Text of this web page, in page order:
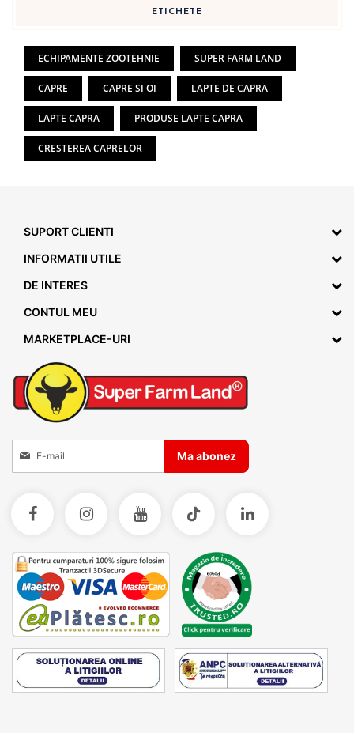
ETICHETE
ECHIPAMENTE ZOOTEHNIE SUPER FARM LAND
CAPRE CAPRE SI OI LAPTE DE CAPRA
LAPTE CAPRA PRODUSE LAPTE CAPRA
CRESTEREA CAPRELOR
SUPORT CLIENTI
INFORMATII UTILE
DE INTERES
CONTUL MEU
MARKETPLACE-URI
Inscrieti-va la Buletinele noastre informative
Ma abonez